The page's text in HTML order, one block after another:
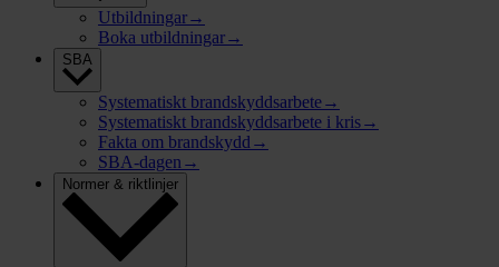
Utbildningar→
Boka utbildningar→
SBA
Systematiskt brandskyddsarbete→
Systematiskt brandskyddsarbete i kris→
Fakta om brandskydd →
SBA-dagen →
Normer & riktlinjer